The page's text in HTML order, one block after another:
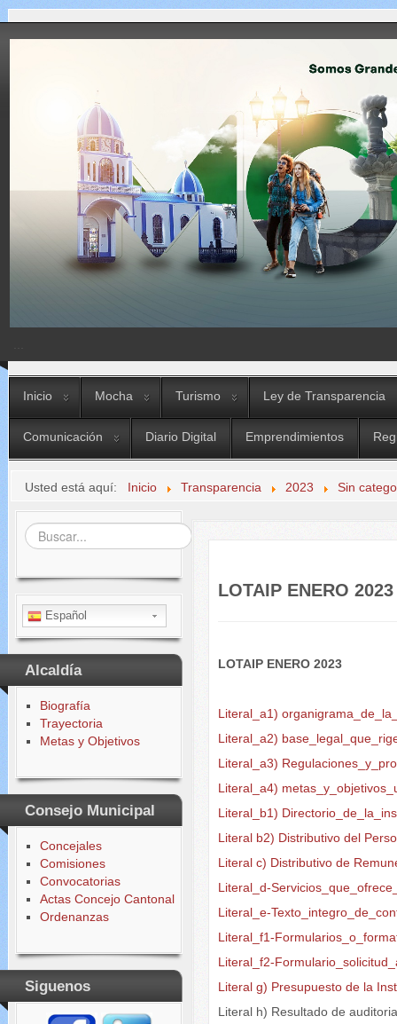
Inicio Mocha Turismo Ley de Transparencia
Comunicación Diario Digital Emprendimientos
Usted está aquí: Inicio Transparencia 2023 Sin
Buscar...
Español
Alcaldía
Biografía
Trayectoria
Metas y Objetivos
Consejo Municipal
Concejales
Comisiones
Convocatorias
Actas Concejo Cantonal
Ordenanzas
Siguenos
LOTAIP ENERO 2023
LOTAIP ENERO 2023
Literal_a1)
Literal_a2)
Literal_a3)
Literal_a4)
Literal_b1)
Literal b2) Distributivo del
Literal c) Distributivo de
Literal_d-
Literal_e-
Literal_f1-
Literal_f2-
Literal g) Presupuesto de la
Literal h) Resultado de